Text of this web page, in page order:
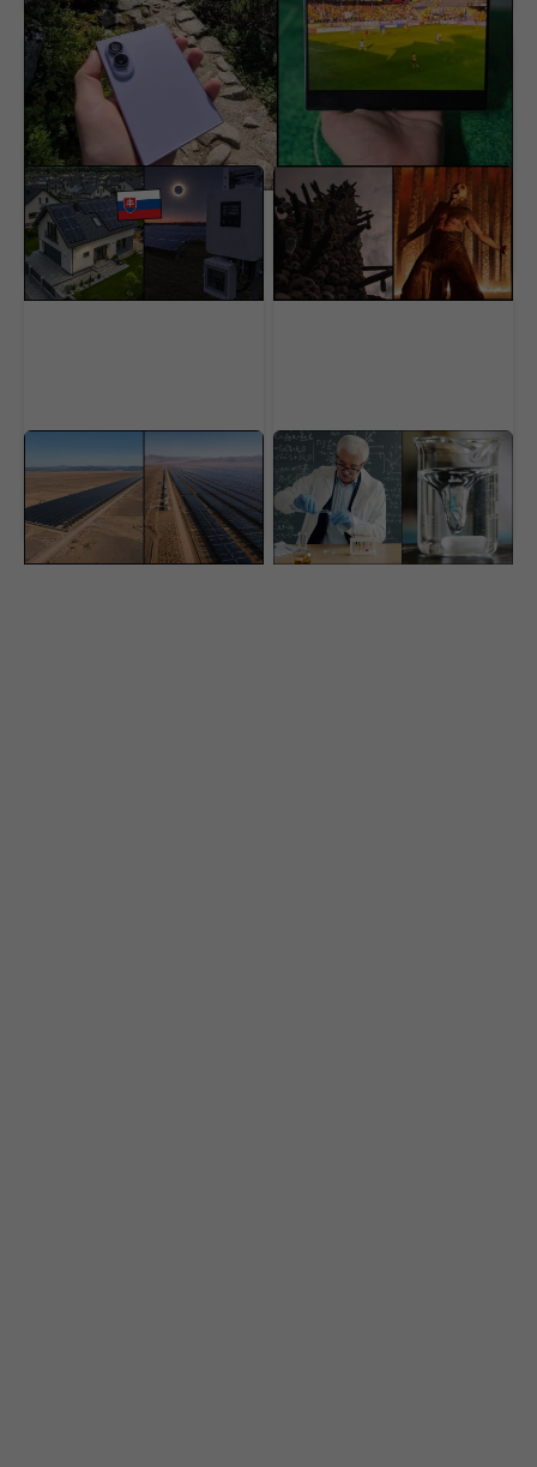
Zatmenie Slnka oberie
európsku fotovoltiku až
o 9,7 GW výkonu. Koľko
stratia Slováci?
Nedocenený klenot
práve dorazil online aj s
dabingom. Na jednom
mieste sú všetky filmy
Čína buduje obrovský
„solárny múr“.
Megaprojekt má zastaviť
ekologickú pohromu
Energetický svet je na
nohách. Američania
vyrobili vodík za
rekordne nízku cenu